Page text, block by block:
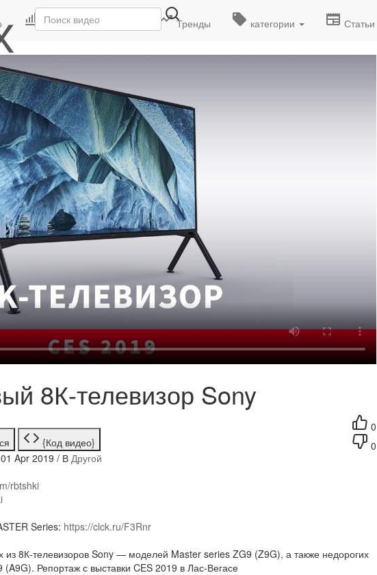
Лучшие видеоролики Тренды категории Статьи
8К-телевизор Sony
0
0
{Код видео}
Apr 2019 / В Другой
rbtshki
Series: https://clck.ru/F3Rnr
8К-телевизоров Sony — моделей Master series ZG9 (Z9G), а также недорогих
Репортаж с выставки CES 2019 в Лас-Вегасе